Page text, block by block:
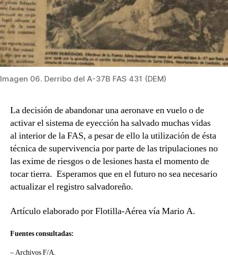
Imagen 06. Derribo del A-37B FAS 431 (DEM)
La decisión de abandonar una aeronave en vuelo o de
activar el sistema de eyección ha salvado muchas vidas
al interior de la FAS, a pesar de ello la utilización de ésta
técnica de supervivencia por parte de las tripulaciones no
las exime de riesgos o de lesiones hasta el momento de
tocar tierra. Esperamos que en el futuro no sea necesario
actualizar el registro salvadoreño.
Artículo elaborado por Flotilla-Aérea vía Mario A.
Fuentes consultadas:
– Archivos F/A.